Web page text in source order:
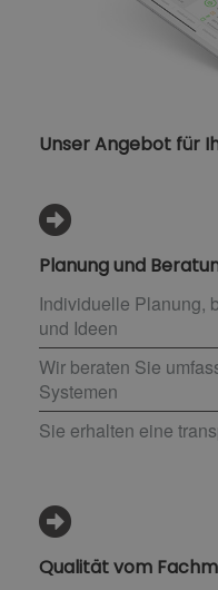
Unser Angebot für
Planung und
Individuelle Planung,
und Ideen
Wir beraten Sie
Systemen
Sie erhalten eine
Qualität vom